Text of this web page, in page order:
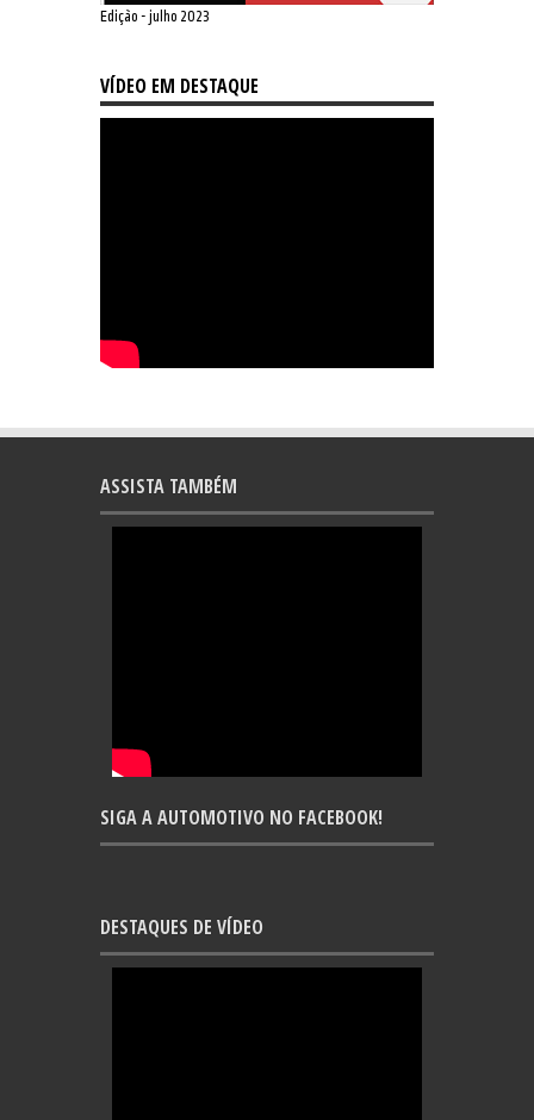
Edição - julho 2023
VÍDEO EM DESTAQUE
ASSISTA TAMBÉM
SIGA A AUTOMOTIVO NO FACEBOOK!
DESTAQUES DE VÍDEO